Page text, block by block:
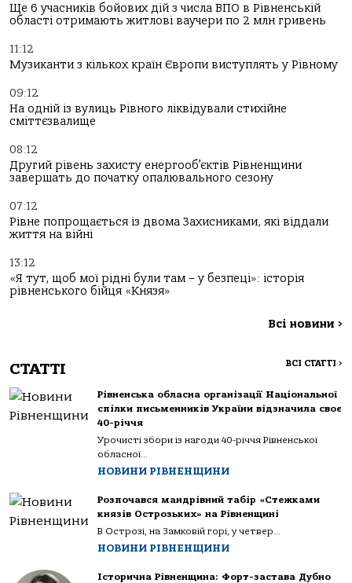
Ще 6 учасників бойових дій з числа ВПО в Рівненській
області отримають житлові ваучери по 2 млн гривень
11:12
Музиканти з кількох країн Європи виступлять у Рівному
09:12
На одній із вулиць Рівного ліквідували стихійне
сміттєзвалище
08:12
Другий рівень захисту енергооб’єктів Рівненщини
завершать до початку опалювального сезону
07:12
Рівне попрощається із двома Захисниками, які віддали
життя на війні
13:12
«Я тут, щоб мої рідні були там – у безпеці»: історія
рівненського бійця «Князя»
Всі новини >
СТАТТІ ВСІ СТАТТІ >
Рівненська обласна організації Національної
спілки письменників України відзначила своє
40-річчя
Урочисті збори із нагоди 40-річчя Рівненської
обласної...
НОВИНИ РІВНЕНЩИНИ
Розпочався мандрівний табір «Стежками
князів Острозьких» на Рівненщині
В Острозі, на Замковій горі, у четвер...
НОВИНИ РІВНЕНЩИНИ
Історична Рівненщина: Форт-застава Дубно